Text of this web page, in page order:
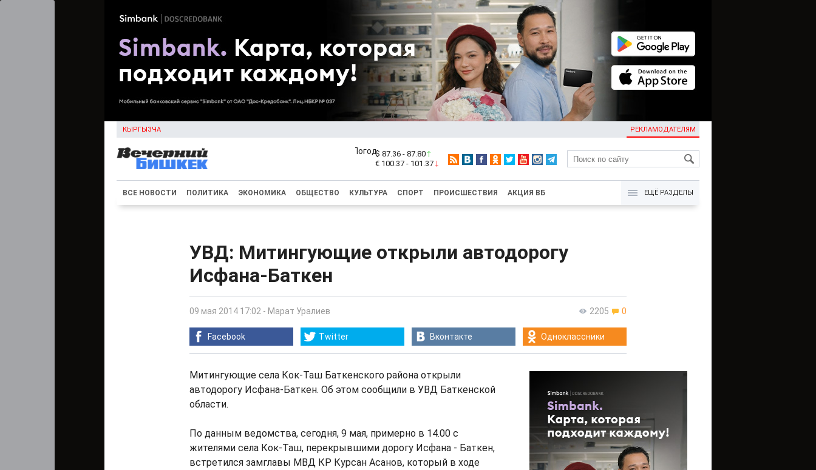
КЫРГЫЗЧА РЕКЛАМОДАТЕЛЯМ
KG
$ 87.36 - 87.80
€ 100.37 - 101.37
ВСЕ НОВОСТИ ПОЛИТИКА ЭКОНОМИКА ОБЩЕСТВО КУЛЬТУРА СПОРТ ПРОИСШЕСТВИЯ АКЦИЯ ВБ ЕЩЁ РАЗДЕЛЫ
УВД: Митингующие открыли автодорогу
Исфана-Баткен
2205 0
09 мая 2014 17:02 - Марат Уралиев
Facebook Twitter Вконтакте Одноклассники
Митингующие села Кок-Таш Баткенского района открыли
автодорогу Исфана-Баткен. Об этом сообщили в УВД Баткенской
области.
По данным ведомства, сегодня, 9 мая, примерно в 14.00 с
жителями села Кок-Таш, перекрывшими дорогу Исфана - Баткен,
встретился замглавы МВД КР Курсан Асанов, который в ходе